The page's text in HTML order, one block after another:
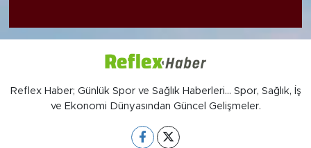
Reflex Haber; Günlük Spor ve Sağlık Haberleri... Spor, Sağlık, İş
ve Ekonomi Dünyasından Güncel Gelişmeler.